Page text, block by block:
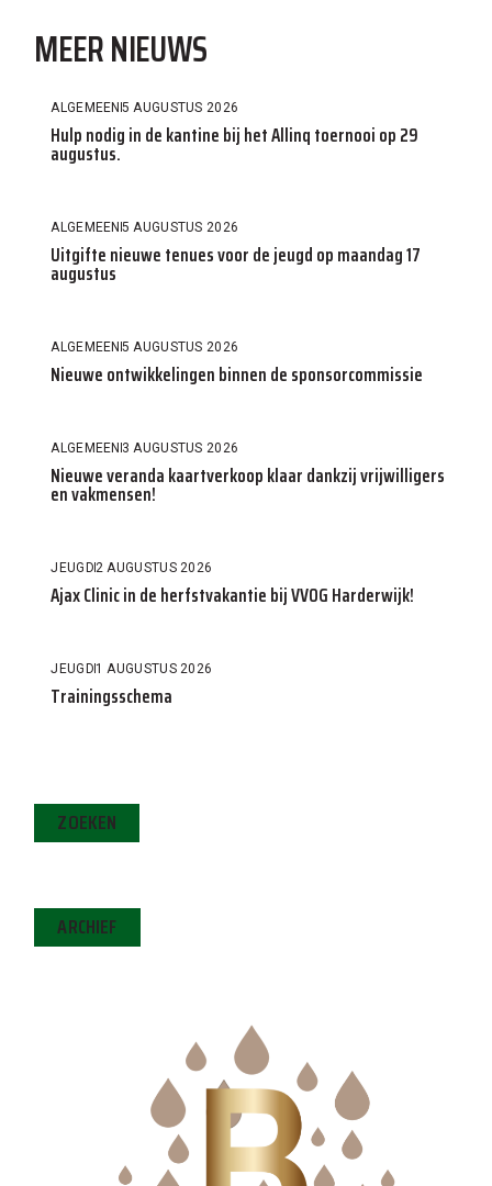
MEER NIEUWS
ALGEMEEN5 AUGUSTUS 2026
Hulp nodig in de kantine bij het Allinq toernooi op 29
augustus.
ALGEMEEN5 AUGUSTUS 2026
Uitgifte nieuwe tenues voor de jeugd op maandag 17
augustus
ALGEMEEN5 AUGUSTUS 2026
Nieuwe ontwikkelingen binnen de sponsorcommissie
ALGEMEEN3 AUGUSTUS 2026
Nieuwe veranda kaartverkoop klaar dankzij vrijwilligers
en vakmensen!
JEUGD2 AUGUSTUS 2026
Ajax Clinic in de herfstvakantie bij VVOG Harderwijk!
JEUGD1 AUGUSTUS 2026
Trainingsschema
ZOEKEN
ARCHIEF